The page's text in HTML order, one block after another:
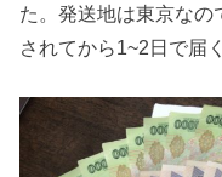
た。発送地は東京なの
されてから1~2日で届